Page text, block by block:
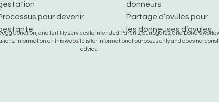
pour devenir
donneurs
Partage d’ovules pour
les donneuses d’ovules
egg donation, and fertility services to Intended Parents, Surrogates, and Donors
Information on this website is for informational purposes only and does not
advice.